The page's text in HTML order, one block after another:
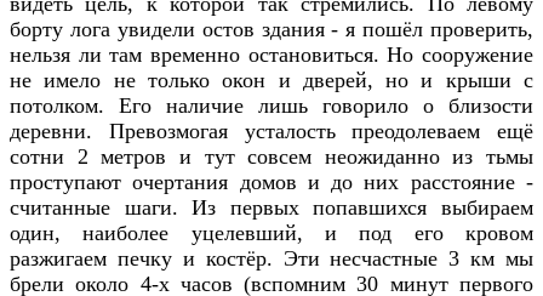
борту лога увидели остов здания - я пошёл проверить,
нельзя ли там временно остановиться. Но сооружение
не имело не только окон и дверей, но и крыши с
потолком. Его наличие лишь говорило о близости
деревни. Превозмогая усталость преодолеваем ещё
сотни 2 метров и тут совсем неожиданно из тьмы
проступают очертания домов и до них расстояние -
считанные шаги. Из первых попавшихся выбираем
один, наиболее уцелевший, и под его кровом
разжигаем печку и костёр. Эти несчастные 3 км мы
брели около 4-х часов (вспомним 30 минут первого